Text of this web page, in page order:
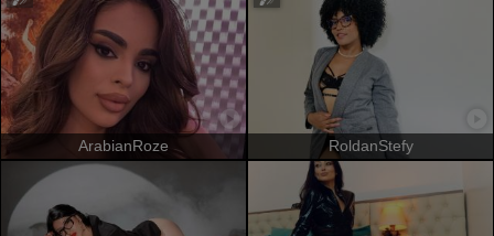
ArabianRoze RoldanStefy